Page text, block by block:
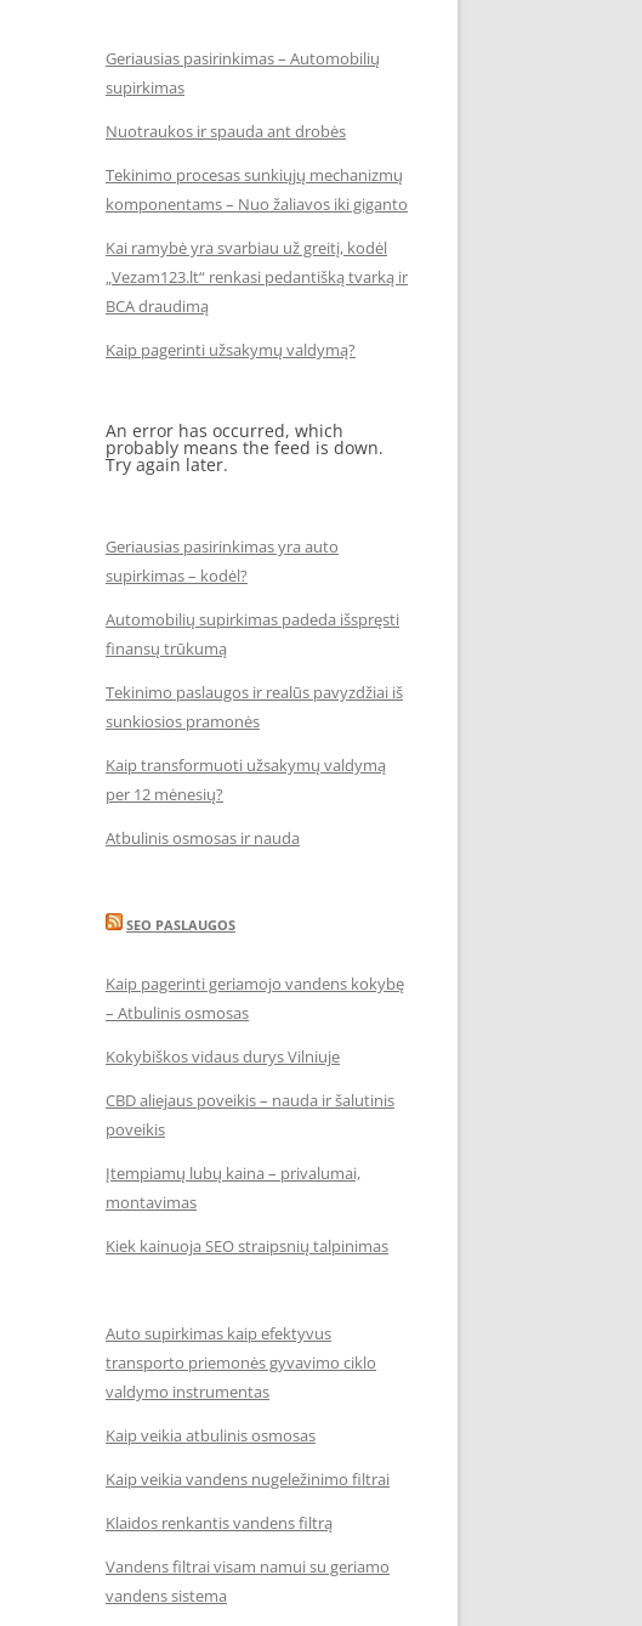
Geriausias pasirinkimas – Automobilių
supirkimas
Nuotraukos ir spauda ant drobės
Tekinimo procesas sunkiųjų mechanizmų
komponentams – Nuo žaliavos iki giganto
Kai ramybė yra svarbiau už greitį, kodėl
„Vezam123.lt“ renkasi pedantišką tvarką ir
BCA draudimą
Kaip pagerinti užsakymų valdymą?
An error has occurred, which
probably means the feed is down.
Try again later.
Geriausias pasirinkimas yra auto
supirkimas – kodėl?
Automobilių supirkimas padeda išspręsti
finansų trūkumą
Tekinimo paslaugos ir realūs pavyzdžiai iš
sunkiosios pramonės
Kaip transformuoti užsakymų valdymą
per 12 mėnesių?
Atbulinis osmosas ir nauda
SEO PASLAUGOS
Kaip pagerinti geriamojo vandens kokybę
– Atbulinis osmosas
Kokybiškos vidaus durys Vilniuje
CBD aliejaus poveikis – nauda ir šalutinis
poveikis
Įtempiamų lubų kaina – privalumai,
montavimas
Kiek kainuoja SEO straipsnių talpinimas
Auto supirkimas kaip efektyvus
transporto priemonės gyvavimo ciklo
valdymo instrumentas
Kaip veikia atbulinis osmosas
Kaip veikia vandens nugeležinimo filtrai
Klaidos renkantis vandens filtrą
Vandens filtrai visam namui su geriamo
vandens sistema